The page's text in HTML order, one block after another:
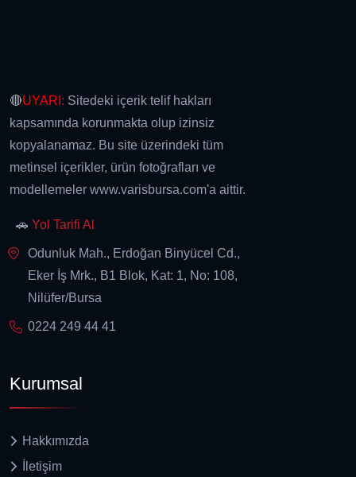
🔴UYARI: Sitedeki içerik telif hakları
kapsamında korunmakta olup izinsiz
kopyalanamaz. Bu site üzerindeki tüm
metinsel içerikler, ürün fotoğrafları ve
modellemeler www.varisbursa.com'a aittir.
🚗 Yol Tarifi Al
Odunluk Mah., Erdoğan Binyücel Cd.,
Eker İş Mrk., B1 Blok, Kat: 1, No: 108,
Nilüfer/Bursa
0224 249 44 41
Kurumsal
Hakkımızda
İletişim